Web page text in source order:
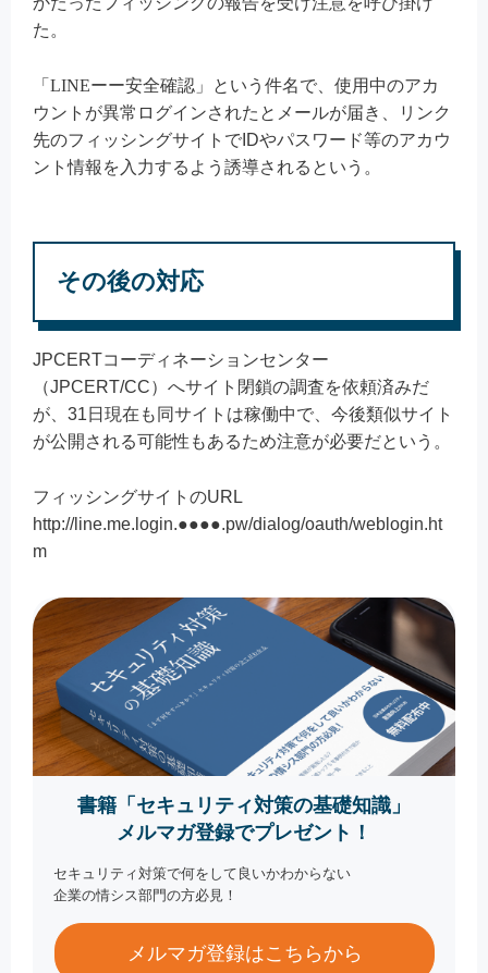
た。
「 LINEーー安全確認」という件名で、 使用中のアカ
ウントが異常ログインされたとメールが届き、リンク
先のフィッシングサイトでIDやパスワード等のアカウ
ント情報を入力するよう誘導されるという。
その後の対応
JPCERTコーディネーションセンター
（JPCERT/CC）へサイト閉鎖の調査を依頼済みだ
が、31日現在も同サイトは稼働中で、今後類似サイト
が公開される可能性もあるため注意が必要だという。
フィッシングサイトのURL
http://line.me.login.●●●●.pw/dialog/oauth/weblogin.ht
m
書籍「セキュリティ対策の基礎知識」
メルマガ登録でプレゼント！
セキュリティ対策で何をして良いかわからない
企業の情シス部門の方必見！
メルマガ登録はこちらから